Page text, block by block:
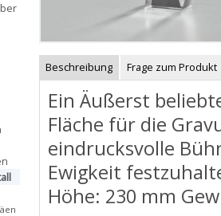
Beschreibung Frage zum Produkt
Ein Äußerst
Fläche für die
eindrucksvolle
Ewigkeit
Höhe: 230 mm